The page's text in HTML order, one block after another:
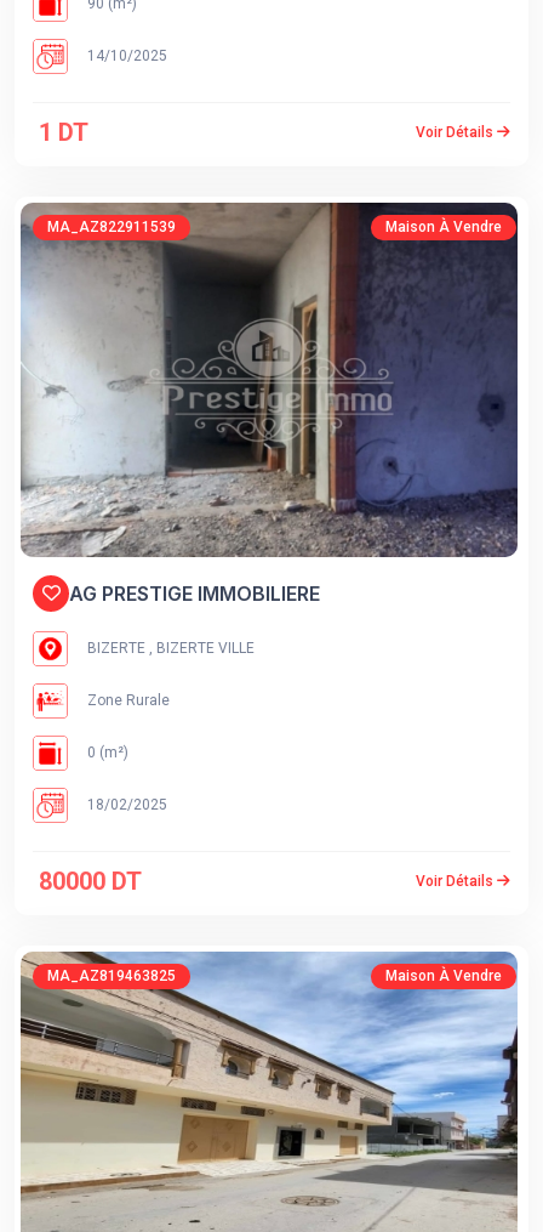
14/10/2025
1 DT Voir Détails
MA_AZ822911539 Maison À Vendre
AG PRESTIGE IMMOBILIERE
BIZERTE , BIZERTE VILLE
Zone Rurale
0 (m²)
18/02/2025
80000 DT Voir Détails
MA_AZ819463825 Maison À Vendre